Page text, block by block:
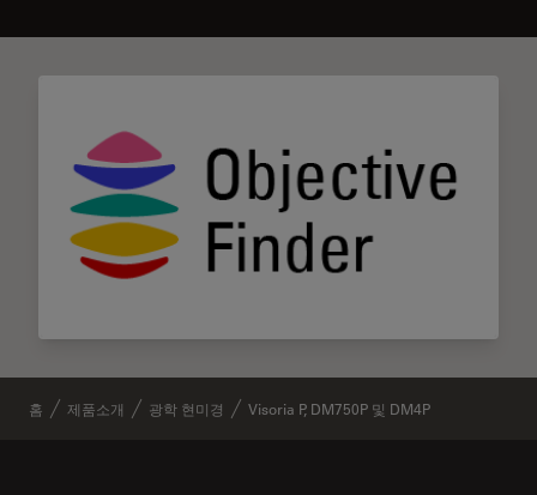
홈 제품소개 광학 현미경 Visoria P, DM750P 및 DM4P